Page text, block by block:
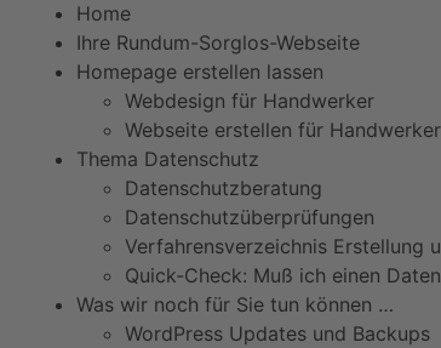
Home
Ihre Rundum-Sorglos-Webseite
Homepage erstellen lassen
Webdesign für Handwerker
Webseite erstellen für Handwerker
Thema Datenschutz
Datenschutzberatung
Datenschutzüberprüfungen
Verfahrensverzeichnis Erstellung
Quick-Check: Muß ich einen
Was wir noch für Sie tun können …
WordPress Updates und Backups